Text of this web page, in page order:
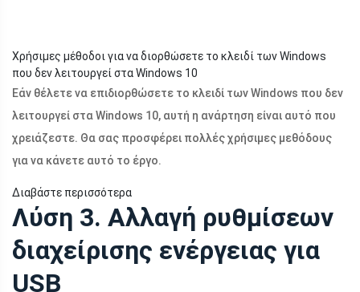
Χρήσιμες μέθοδοι για να διορθώσετε το κλειδί των Windows
που δεν λειτουργεί στα Windows 10
Εάν θέλετε να επιδιορθώσετε το κλειδί των Windows που δεν
λειτουργεί στα Windows 10, αυτή η ανάρτηση είναι αυτό που
χρειάζεστε. Θα σας προσφέρει πολλές χρήσιμες μεθόδους
για να κάνετε αυτό το έργο.
Διαβάστε περισσότερα
Λύση 3. Αλλαγή ρυθμίσεων
διαχείρισης ενέργειας για
USB